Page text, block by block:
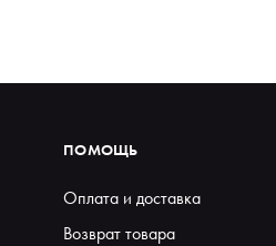
ПОМОЩЬ
Оплата и доставка
Возврат товара